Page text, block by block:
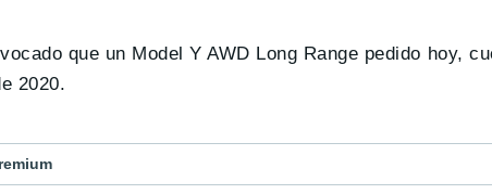
que un Model Y AWD Long Range pedido hoy,
2020.